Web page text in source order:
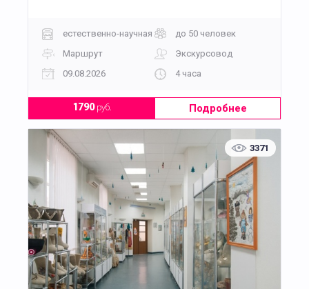
естественно-научная
до 50 человек
Маршрут
Экскурсовод
09.08.2026
4 часа
1790руб. Подробнее
3371